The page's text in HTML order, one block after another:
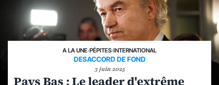
A LA UNE›PÉPITES›INTERNATIONAL
DESACCORD DE FOND
3 juin 2025
Pays Bas : Le leader d'extrême